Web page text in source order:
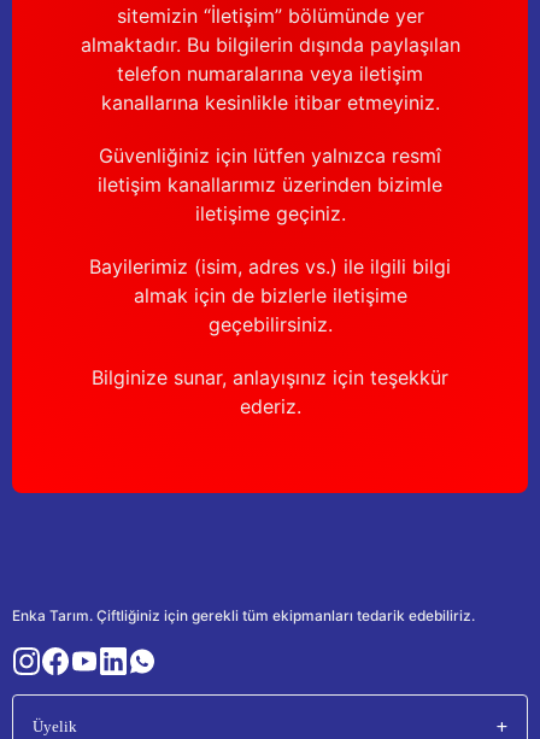
sitemizin “İletişim” bölümünde yer
almaktadır. Bu bilgilerin dışında paylaşılan
telefon numaralarına veya iletişim
kanallarına kesinlikle itibar etmeyiniz.
Güvenliğiniz için lütfen yalnızca resmî
iletişim kanallarımız üzerinden bizimle
iletişime geçiniz.
Bayilerimiz (isim, adres vs.) ile ilgili bilgi
almak için de bizlerle iletişime
geçebilirsiniz.
Bilginize sunar, anlayışınız için teşekkür
ederiz.
Enka Tarım. Çiftliğiniz için gerekli tüm ekipmanları tedarik edebiliriz.
Üyelik